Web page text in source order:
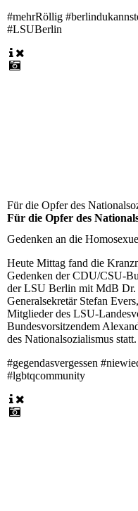
#mehrRöllig
#LSUBerlin
Für die Opfer des
Für die Opfer des
Gedenken an die
Heute Mittag fand die
Gedenken der CDU/CSU-
der LSU Berlin mit MdB
Generalsekretär Stefan
Mitglieder des LSU-
Bundesvorsitzendem
des Nationalsozialismus statt.
#gegendasvergessen
#lgbtqcommunity